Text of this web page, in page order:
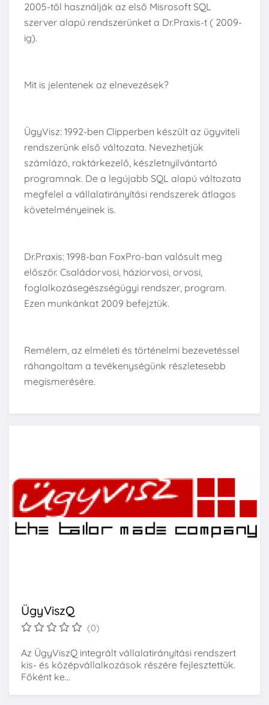
2005-től használják az első Misrosoft SQL
szerver alapú rendszerünket a Dr.Praxis-t ( 2009-
ig).
Mit is jelentenek az elnevezések?
ÜgyVisz: 1992-ben Clipperben készült az ügyviteli
rendszerünk első változata. Nevezhetjük
számlázó, raktárkezelő, készletnyilvántartó
programnak. De a legújabb SQL alapú változata
megfelel a vállalatirányítási rendszerek átlagos
követelményeinek is.
Dr.Praxis: 1998-ban FoxPro-ban valósult meg
először. Családorvosi, háziorvosi, orvosi,
foglalkozásegészségügyi rendszer, program.
Ezen munkánkat 2009 befejztük.
Remélem, az elméleti és történelmi bezevetéssel
ráhangoltam a tevékenységünk részletesebb
megismerésére.
ÜgyViszQ
(0)
Az ÜgyViszQ integrált vállalatirányítási rendszert
kis- és középvállalkozások részére fejlesztettük.
Főként ke...